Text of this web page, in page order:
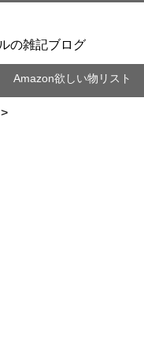
の雑記ブログ
Amazon欲しい物リスト